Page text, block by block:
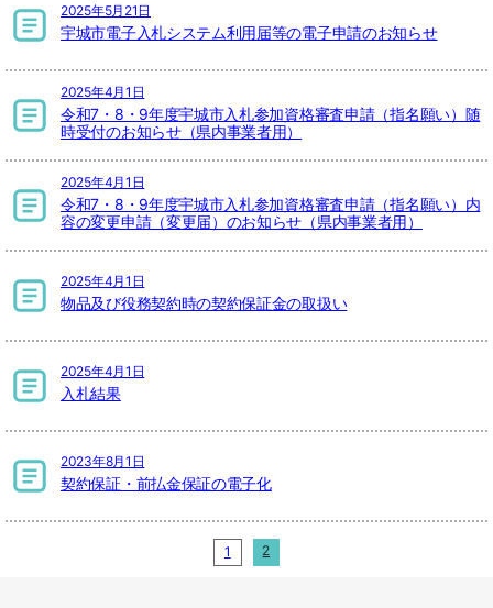
2025年5月21日
宇城市電子入札システム利用届等の電子申請のお知らせ
2025年4月1日
令和7・8・9年度宇城市入札参加資格審査申請（指名願い）随
時受付のお知らせ（県内事業者用）
2025年4月1日
令和7・8・9年度宇城市入札参加資格審査申請（指名願い）内
容の変更申請（変更届）のお知らせ（県内事業者用）
2025年4月1日
物品及び役務契約時の契約保証金の取扱い
2025年4月1日
入札結果
2023年8月1日
契約保証・前払金保証の電子化
1 2